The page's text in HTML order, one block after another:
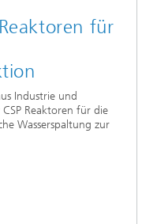
für
Industrie und
Reaktoren für die
Wasserspaltung zur